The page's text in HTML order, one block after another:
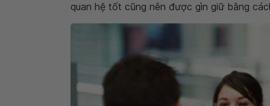
quan hệ tốt cũng nên được gìn giữ bằng